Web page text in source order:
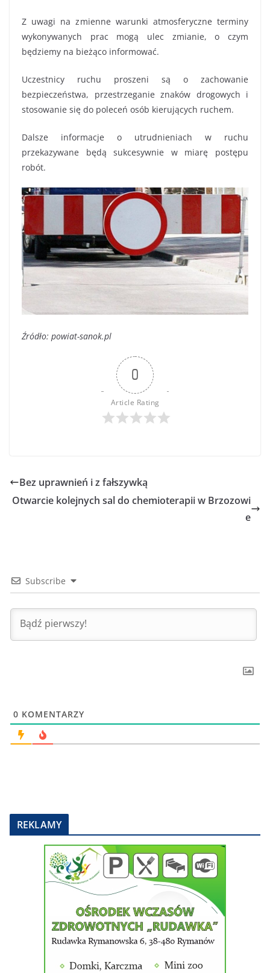
Z uwagi na zmienne warunki atmosferyczne terminy
wykonywanych prac mogą ulec zmianie, o czym
będziemy na bieżąco informować.
Uczestnicy ruchu proszeni są o zachowanie
bezpieczeństwa, przestrzeganie znaków drogowych i
stosowanie się do poleceń osób kierujących ruchem.
Dalsze informacje o utrudnieniach w ruchu
przekazywane będą sukcesywnie w miarę postępu
robót.
Źródło: powiat-sanok.pl
0
Article Rating
Bez uprawnień i z fałszywką
Otwarcie kolejnych sal do chemioterapii w Brzozowi
e
Subscribe
0 KOMENTARZY
REKLAMY